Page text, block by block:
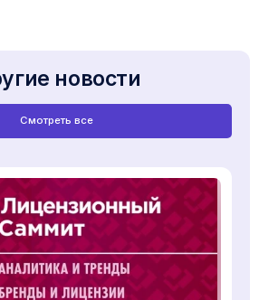
новости
Смотреть все